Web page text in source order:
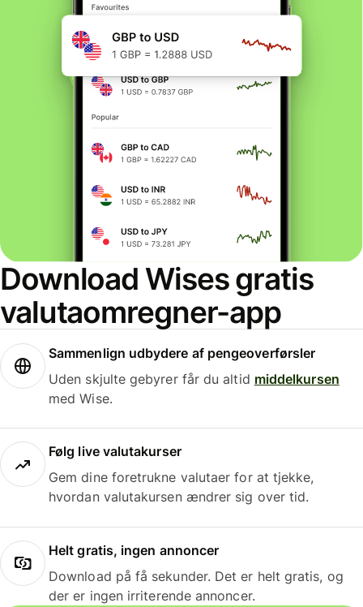
Download Wises gratis
valutaomregner-app
Sammenlign udbydere af pengeoverførsler
Uden skjulte gebyrer får du altid middelkursen
med Wise.
Følg live valutakurser
Gem dine foretrukne valutaer for at tjekke,
hvordan valutakursen ændrer sig over tid.
Helt gratis, ingen annoncer
Download på få sekunder. Det er helt gratis, og
der er ingen irriterende annoncer.